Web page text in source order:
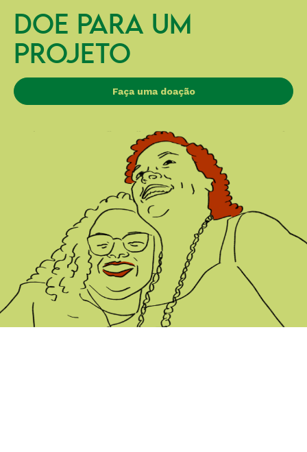
DOE PARA UM
PROJETO
Faça uma doação